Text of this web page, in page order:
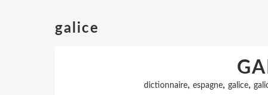
galice
dictionnaire, espagne, galice,